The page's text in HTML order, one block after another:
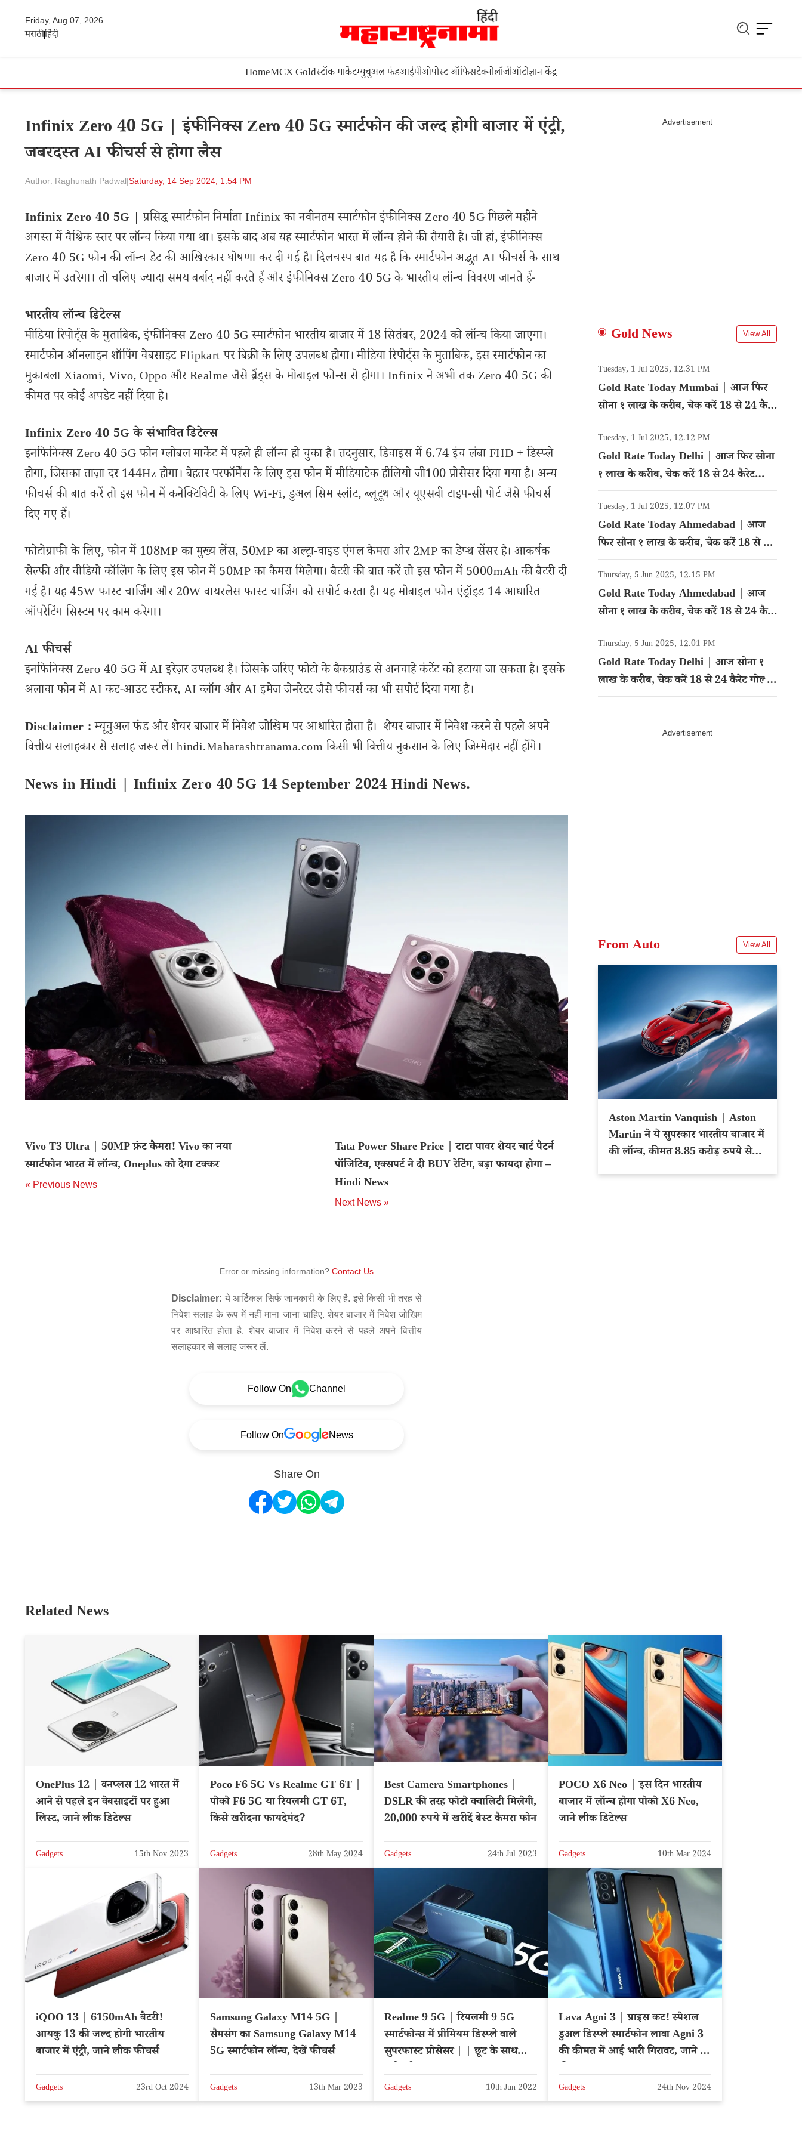
Friday, Aug 07, 2026
मराठीहिंदी
HomeMCX Goldस्टॉक मार्केटम्युचुअल फंडआईपीओपोस्ट ऑफिसटेक्नोलॉजीऑटोज्ञान केंद्र
Infinix Zero 40 5G | इंफीनिक्स Zero 40 5G स्मार्टफोन की जल्द होगी बाजार में एंट्री,
जबरदस्त AI फीचर्स से होगा लैस
Author: Raghunath Padwal|Saturday, 14 Sep 2024, 1.54 PM
Infinix Zero 40 5G | प्रसिद्ध स्मार्टफोन निर्माता Infinix का नवीनतम स्मार्टफोन इंफीनिक्स Zero 40 5G पिछले महीने
अगस्त में वैश्विक स्तर पर लॉन्च किया गया था। इसके बाद अब यह स्मार्टफोन भारत में लॉन्च होने की तैयारी है। जी हां, इंफीनिक्स
Zero 40 5G फोन की लॉन्च डेट की आखिरकार घोषणा कर दी गई है। दिलचस्प बात यह है कि स्मार्टफोन अद्भुत AI फीचर्स के साथ
बाजार में उतरेगा। तो चलिए ज्यादा समय बर्बाद नहीं करते हैं और इंफीनिक्स Zero 40 5G के भारतीय लॉन्च विवरण जानते हैं-
भारतीय लॉन्च डिटेल्स
मीडिया रिपोर्ट्स के मुताबिक, इंफीनिक्स Zero 40 5G स्मार्टफोन भारतीय बाजार में 18 सितंबर, 2024 को लॉन्च किया जाएगा।
स्मार्टफोन ऑनलाइन शॉपिंग वेबसाइट Flipkart पर बिक्री के लिए उपलब्ध होगा। मीडिया रिपोर्ट्स के मुताबिक, इस स्मार्टफोन का
मुकाबला Xiaomi, Vivo, Oppo और Realme जैसे ब्रैंड्स के मोबाइल फोन्स से होगा। Infinix ने अभी तक Zero 40 5G की
कीमत पर कोई अपडेट नहीं दिया है।
Infinix Zero 40 5G के संभावित डिटेल्स
इनफिनिक्स Zero 40 5G फोन ग्लोबल मार्केट में पहले ही लॉन्च हो चुका है। तदनुसार, डिवाइस में 6.74 इंच लंबा FHD + डिस्प्ले
होगा, जिसका ताज़ा दर 144Hz होगा। बेहतर परफॉर्मेंस के लिए इस फोन में मीडियाटेक हीलियो जी100 प्रोसेसर दिया गया है। अन्य
फीचर्स की बात करें तो इस फोन में कनेक्टिविटी के लिए Wi-Fi, डुअल सिम स्लॉट, ब्लूटूथ और यूएसबी टाइप-सी पोर्ट जैसे फीचर्स
दिए गए हैं।
फोटोग्राफी के लिए, फोन में 108MP का मुख्य लेंस, 50MP का अल्ट्रा-वाइड एंगल कैमरा और 2MP का डेप्थ सेंसर है। आकर्षक
सेल्फी और वीडियो कॉलिंग के लिए इस फोन में 50MP का कैमरा मिलेगा। बैटरी की बात करें तो इस फोन में 5000mAh की बैटरी दी
गई है। यह 45W फास्ट चार्जिंग और 20W वायरलेस फास्ट चार्जिंग को सपोर्ट करता है। यह मोबाइल फोन एंड्रॉइड 14 आधारित
ऑपरेटिंग सिस्टम पर काम करेगा।
AI फीचर्स
इनफिनिक्स Zero 40 5G में AI इरेज़र उपलब्ध है। जिसके जरिए फोटो के बैकग्राउंड से अनचाहे कंटेंट को हटाया जा सकता है। इसके
अलावा फोन में AI कट-आउट स्टीकर, AI व्लॉग और AI इमेज जेनरेटर जैसे फीचर्स का भी सपोर्ट दिया गया है।
Disclaimer :म्यूचुअल फंड और शेयर बाजार में निवेश जोखिम पर आधारित होता है। शेयर बाजार में निवेश करने से पहले अपने
वित्तीय सलाहकार से सलाह जरूर लें। hindi.Maharashtranama.com किसी भी वित्तीय नुकसान के लिए जिम्मेदार नहीं होंगे।
News in Hindi | Infinix Zero 40 5G 14 September 2024 Hindi News.
Vivo T3 Ultra | 50MP फ्रंट कैमरा! Vivo का नया
स्मार्टफोन भारत में लॉन्च, Oneplus को देगा टक्कर
« Previous News
Tata Power Share Price | टाटा पावर शेयर चार्ट पैटर्न
पॉजिटिव, एक्सपर्ट ने दी BUY रेटिंग, बड़ा फायदा होगा –
Hindi News
Next News »
Error or missing information? Contact Us
Disclaimer: ये आर्टिकल सिर्फ जानकारी के लिए है. इसे किसी भी तरह से
निवेश सलाह के रूप में नहीं माना जाना चाहिए. शेयर बाजार में निवेश जोखिम
पर आधारित होता है. शेयर बाजार में निवेश करने से पहले अपने वित्तीय
सलाहकार से सलाह जरूर लें.
Follow On Channel
Follow On News
Share On
Gold News View All
Tuesday, 1 Jul 2025, 12.31 PM
Gold Rate Today Mumbai | आज फिर
सोना १ लाख के करीब, चेक करें 18 से 24 कैरेट
गोल्ड का रेट
Tuesday, 1 Jul 2025, 12.12 PM
Gold Rate Today Delhi | आज फिर सोना
१ लाख के करीब, चेक करें 18 से 24 कैरेट
गोल्ड का रेट
Tuesday, 1 Jul 2025, 12.07 PM
Gold Rate Today Ahmedabad | आज
फिर सोना १ लाख के करीब, चेक करें 18 से 24
कैरेट गोल्ड का रेट
Thursday, 5 Jun 2025, 12.15 PM
Gold Rate Today Ahmedabad | आज
सोना १ लाख के करीब, चेक करें 18 से 24 कैरेट
गोल्ड का रेट
Thursday, 5 Jun 2025, 12.01 PM
Gold Rate Today Delhi | आज सोना १
लाख के करीब, चेक करें 18 से 24 कैरेट गोल्ड
का रेट
From Auto View All
Aston Martin Vanquish | Aston
Martin ने ये सुपरकार भारतीय बाजार में
की लॉन्च, कीमत 8.85 करोड़ रुपये से
Related News
OnePlus 12 | वनप्लस 12 भारत में
आने से पहले इन वेबसाइटों पर हुआ
लिस्ट, जाने लीक डिटेल्स
Gadgets 15th Nov 2023
Poco F6 5G Vs Realme GT 6T |
पोको F6 5G या रियलमी GT 6T,
किसे खरीदना फायदेमंद?
Gadgets 28th May 2024
Best Camera Smartphones |
DSLR की तरह फोटो क्वालिटी मिलेगी,
20,000 रुपये में खरीदें बेस्ट कैमरा फोन
Gadgets 24th Jul 2023
POCO X6 Neo | इस दिन भारतीय
बाजार में लॉन्च होगा पोको X6 Neo,
जाने लीक डिटेल्स
Gadgets 10th Mar 2024
iQOO 13 | 6150mAh बैटरी!
आयकु 13 की जल्द होगी भारतीय
बाजार में एंट्री, जाने लीक फीचर्स
Gadgets 23rd Oct 2024
Samsung Galaxy M14 5G |
सैमसंग का Samsung Galaxy M14
5G स्मार्टफोन लॉन्च, देखें फीचर्स
Gadgets 13th Mar 2023
Realme 9 5G | रियलमी 9 5G
स्मार्टफोन्स में प्रीमियम डिस्प्ले वाले
सुपरफास्ट प्रोसेसर | | छूट के साथ
Gadgets 10th Jun 2022
Lava Agni 3 | प्राइस कट! स्पेशल
डुअल डिस्प्ले स्मार्टफोन लावा Agni 3
की कीमत में आई भारी गिरावट, जाने नई
Gadgets 24th Nov 2024